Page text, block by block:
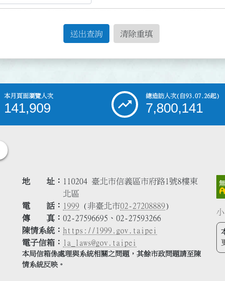
送出查詢 清除重填
本月頁面瀏覽人次
141,909
總造訪人次(自93.07.26起)
7,800,141
地 址
110204 臺北市信義區市府路1號8樓東
北區
電 話
1999 (非臺北市02-27208889)
傳 真
02-27596695、02-27593266
陳情系統
https://1999.gov.taipei
電子信箱
la_laws@gov.taipei
本局信箱係處理與系統相關之問題，其餘市政問題請至陳
情系統反映。
小